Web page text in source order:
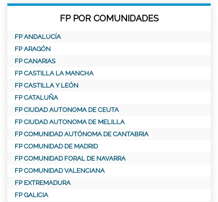
FP POR COMUNIDADES
FP ANDALUCÍA
FP ARAGÓN
FP CANARIAS
FP CASTILLA LA MANCHA
FP CASTILLA Y LEÓN
FP CATALUÑA
FP CIUDAD AUTONOMA DE CEUTA
FP CIUDAD AUTONOMA DE MELILLA
FP COMUNIDAD AUTÓNOMA DE CANTABRIA
FP COMUNIDAD DE MADRID
FP COMUNIDAD FORAL DE NAVARRA
FP COMUNIDAD VALENCIANA
FP EXTREMADURA
FP GALICIA